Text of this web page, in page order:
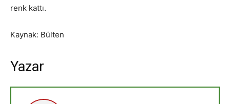
renk kattı.
Kaynak: Bülten
Yazar